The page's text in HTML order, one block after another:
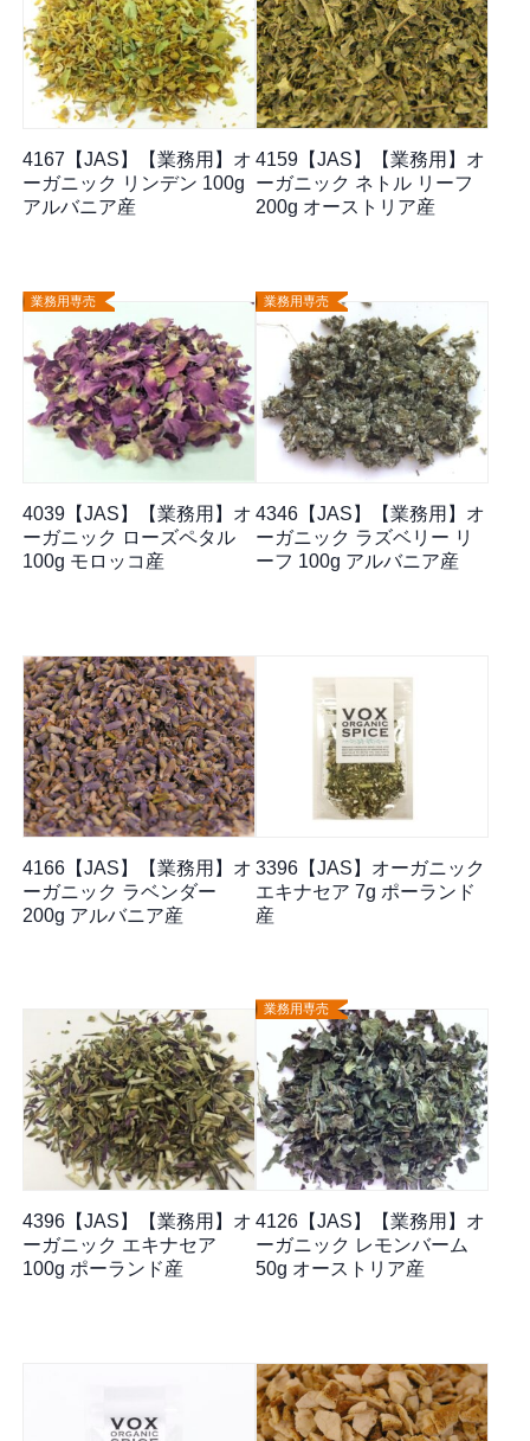
4167【JAS】【業務用】オ
ーガニック リンデン 100g
アルバニア産
4159【JAS】【業務用】オ
ーガニック ネトル リーフ
200g オーストリア産
業務用専売
4039【JAS】【業務用】オ
ーガニック ローズペタル
100g モロッコ産
業務用専売
4346【JAS】【業務用】オ
ーガニック ラズベリー リ
ーフ 100g アルバニア産
4166【JAS】【業務用】オ
ーガニック ラベンダー
200g アルバニア産
3396【JAS】オーガニック
エキナセア 7g ポーランド
産
4396【JAS】【業務用】オ
ーガニック エキナセア
100g ポーランド産
業務用専売
4126【JAS】【業務用】オ
ーガニック レモンバーム
50g オーストリア産